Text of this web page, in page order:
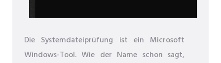
Die Systemdateiprüfung ist ein Microsoft
Windows-Tool. Wie der Name schon sagt,